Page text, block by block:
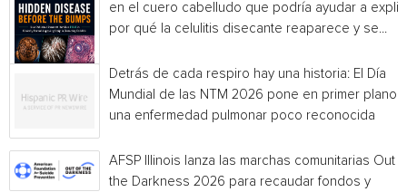
en el cuero cabelludo que podría ayudar a
por qué la celulitis disecante reaparece y se...
Detrás de cada respiro hay una historia: El Día
Mundial de las NTM 2026 pone en primer plano
una enfermedad pulmonar poco reconocida
AFSP Illinois lanza las marchas comunitarias Out
the Darkness 2026 para recaudar fondos y